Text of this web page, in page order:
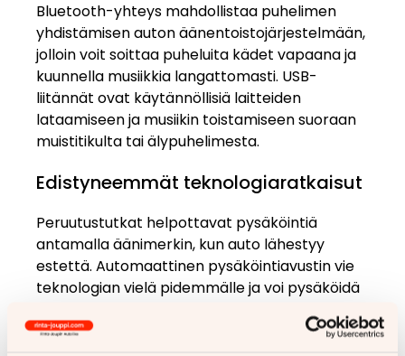
Bluetooth-yhteys mahdollistaa puhelimen
yhdistämisen auton äänentoistojärjestelmään,
jolloin voit soittaa puheluita kädet vapaana ja
kuunnella musiikkia langattomasti. USB-
liitännät ovat käytännöllisiä laitteiden
lataamiseen ja musiikin toistamiseen suoraan
muistitikulta tai älypuhelimesta.
Edistyneemmät teknologiaratkaisut
Peruutustutkat helpottavat pysäköintiä
antamalla äänimerkin, kun auto lähestyy
estettä. Automaattinen pysäköintiavustin vie
teknologian vielä pidemmälle ja voi pysäköidä